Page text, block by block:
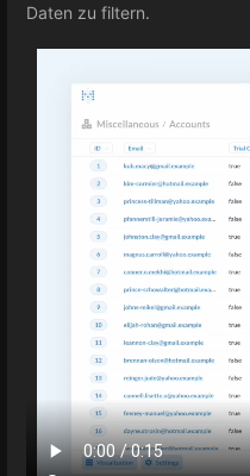
Daten zu filtern.